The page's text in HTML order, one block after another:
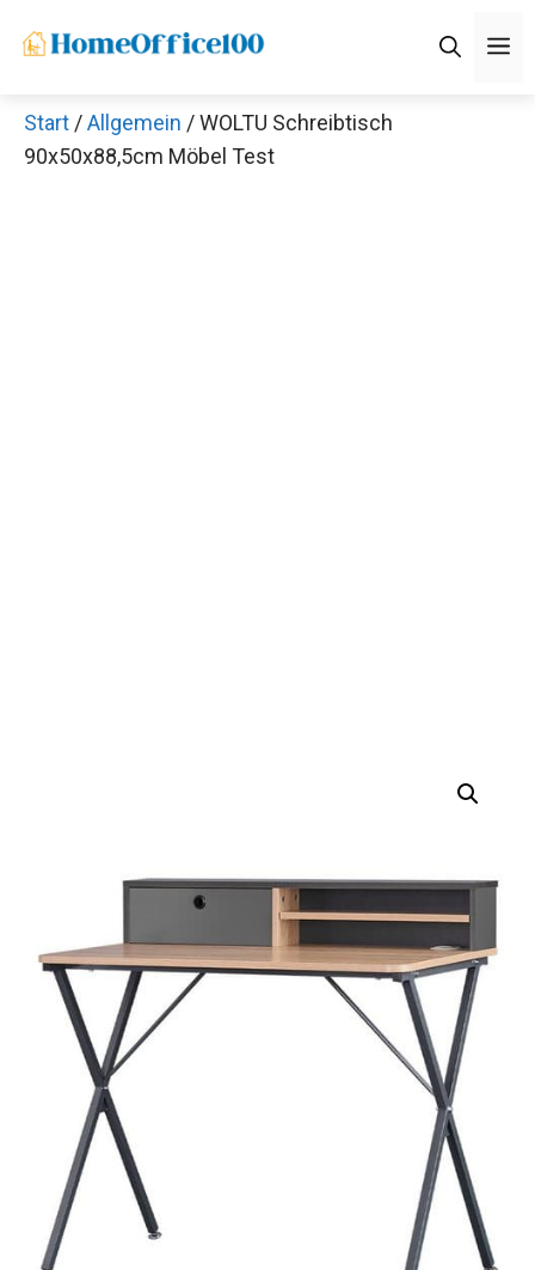
Inhalt
Start /Allgemein / WOLTU Schreibtisch
90x50x88,5cm Möbel Test